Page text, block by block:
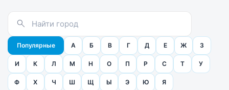
Популярные А Б В Г Д Е Ж З
И К Л М Н О П Р С Т У
Ф Х Ч Ш Щ Ы Э Ю Я